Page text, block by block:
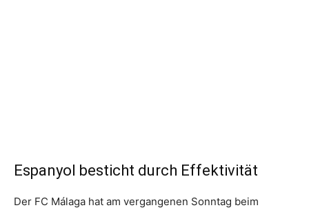
Espanyol besticht durch Effektivität
Der FC Málaga hat am vergangenen Sonntag beim